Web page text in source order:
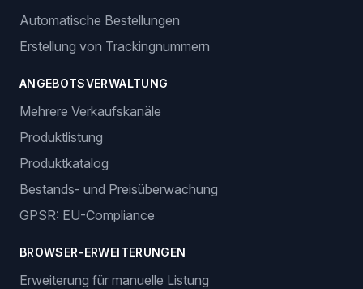
Automatische Bestellungen
Erstellung von Trackingnummern
ANGEBOTSVERWALTUNG
Mehrere Verkaufskanäle
Produktlistung
Produktkatalog
Bestands- und Preisüberwachung
GPSR: EU-Compliance
BROWSER-ERWEITERUNGEN
Erweiterung für manuelle Listung